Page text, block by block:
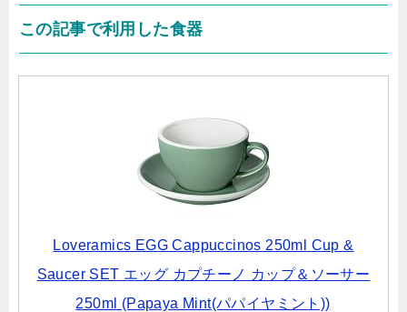
この記事で利用した食器
Loveramics EGG Cappuccinos 250ml Cup &
Saucer SET エッグ カプチーノ カップ＆ソーサー
250ml (Papaya Mint(パパイヤミント))